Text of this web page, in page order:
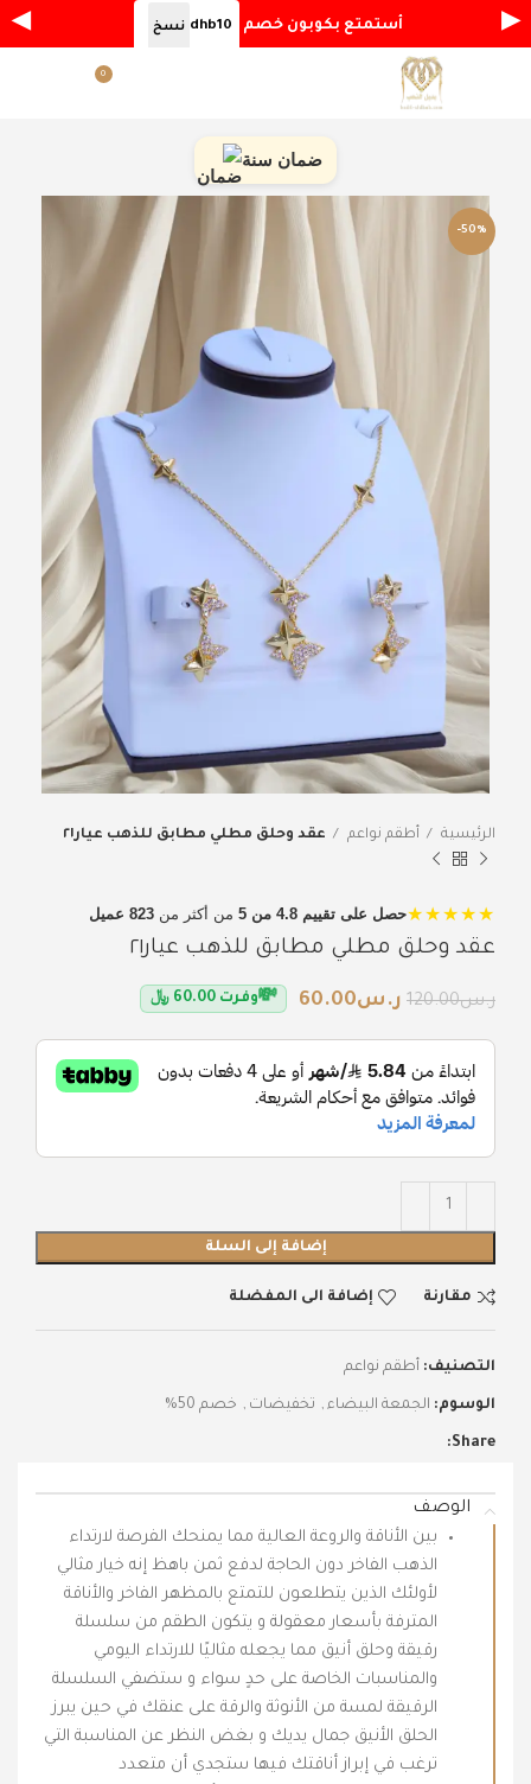
0
ضمان سنة
-50%
الرئيسية أطقم نواعم عقد وحلق مطلي مطابق للذهب عيار٢١
★★★★★حصل على تقييم 4.8 من 5 من أكثر من 823 عميل
عقد وحلق مطلي مطابق للذهب عيار٢١
ر.س120.00 ر.س60.00
💸وفرت 60.00 ﷼
إضافة إلى السلة
مقارنة إضافة الى المفضلة
التصنيف: أطقم نواعم
الوسوم: الجمعة البيضاء , تخفيضات , خصم 50%
Share:
الوصف
بين الأناقة والروعة العالية مما يمنحك الفرصة لارتداء
الذهب الفاخر دون الحاجة لدفع ثمن باهظ إنه خيار مثالي
لأولئك الذين يتطلعون للتمتع بالمظهر الفاخر والأناقة
المترفة بأسعار معقولة و يتكون الطقم من سلسلة
رقيقة وحلق أنيق مما يجعله مثاليًا للارتداء اليومي
والمناسبات الخاصة على حدٍ سواء و ستضفي السلسلة
الرقيقة لمسة من الأنوثة والرقة على عنقك في حين يبرز
الحلق الأنيق جمال يديك و بغض النظر عن المناسبة التي
ترغب في إبراز أناقتك فيها ستجدي أن متعدد
◀ أستمتع بكوبون خصم dhb10 نسخ ▶